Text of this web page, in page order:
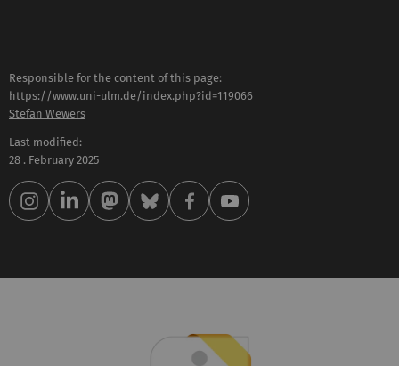
Responsible for the content of this page:
https://www.uni-ulm.de/index.php?id=119066
Stefan Wewers
Last modified:
28 . February 2025